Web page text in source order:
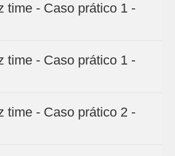
time - Caso prático 1 -
time - Caso prático 1 -
time - Caso prático 2 -